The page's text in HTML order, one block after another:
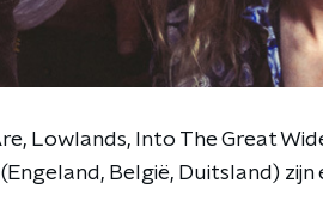
Lowlands, Into The Great
België, Duitsland) zijn